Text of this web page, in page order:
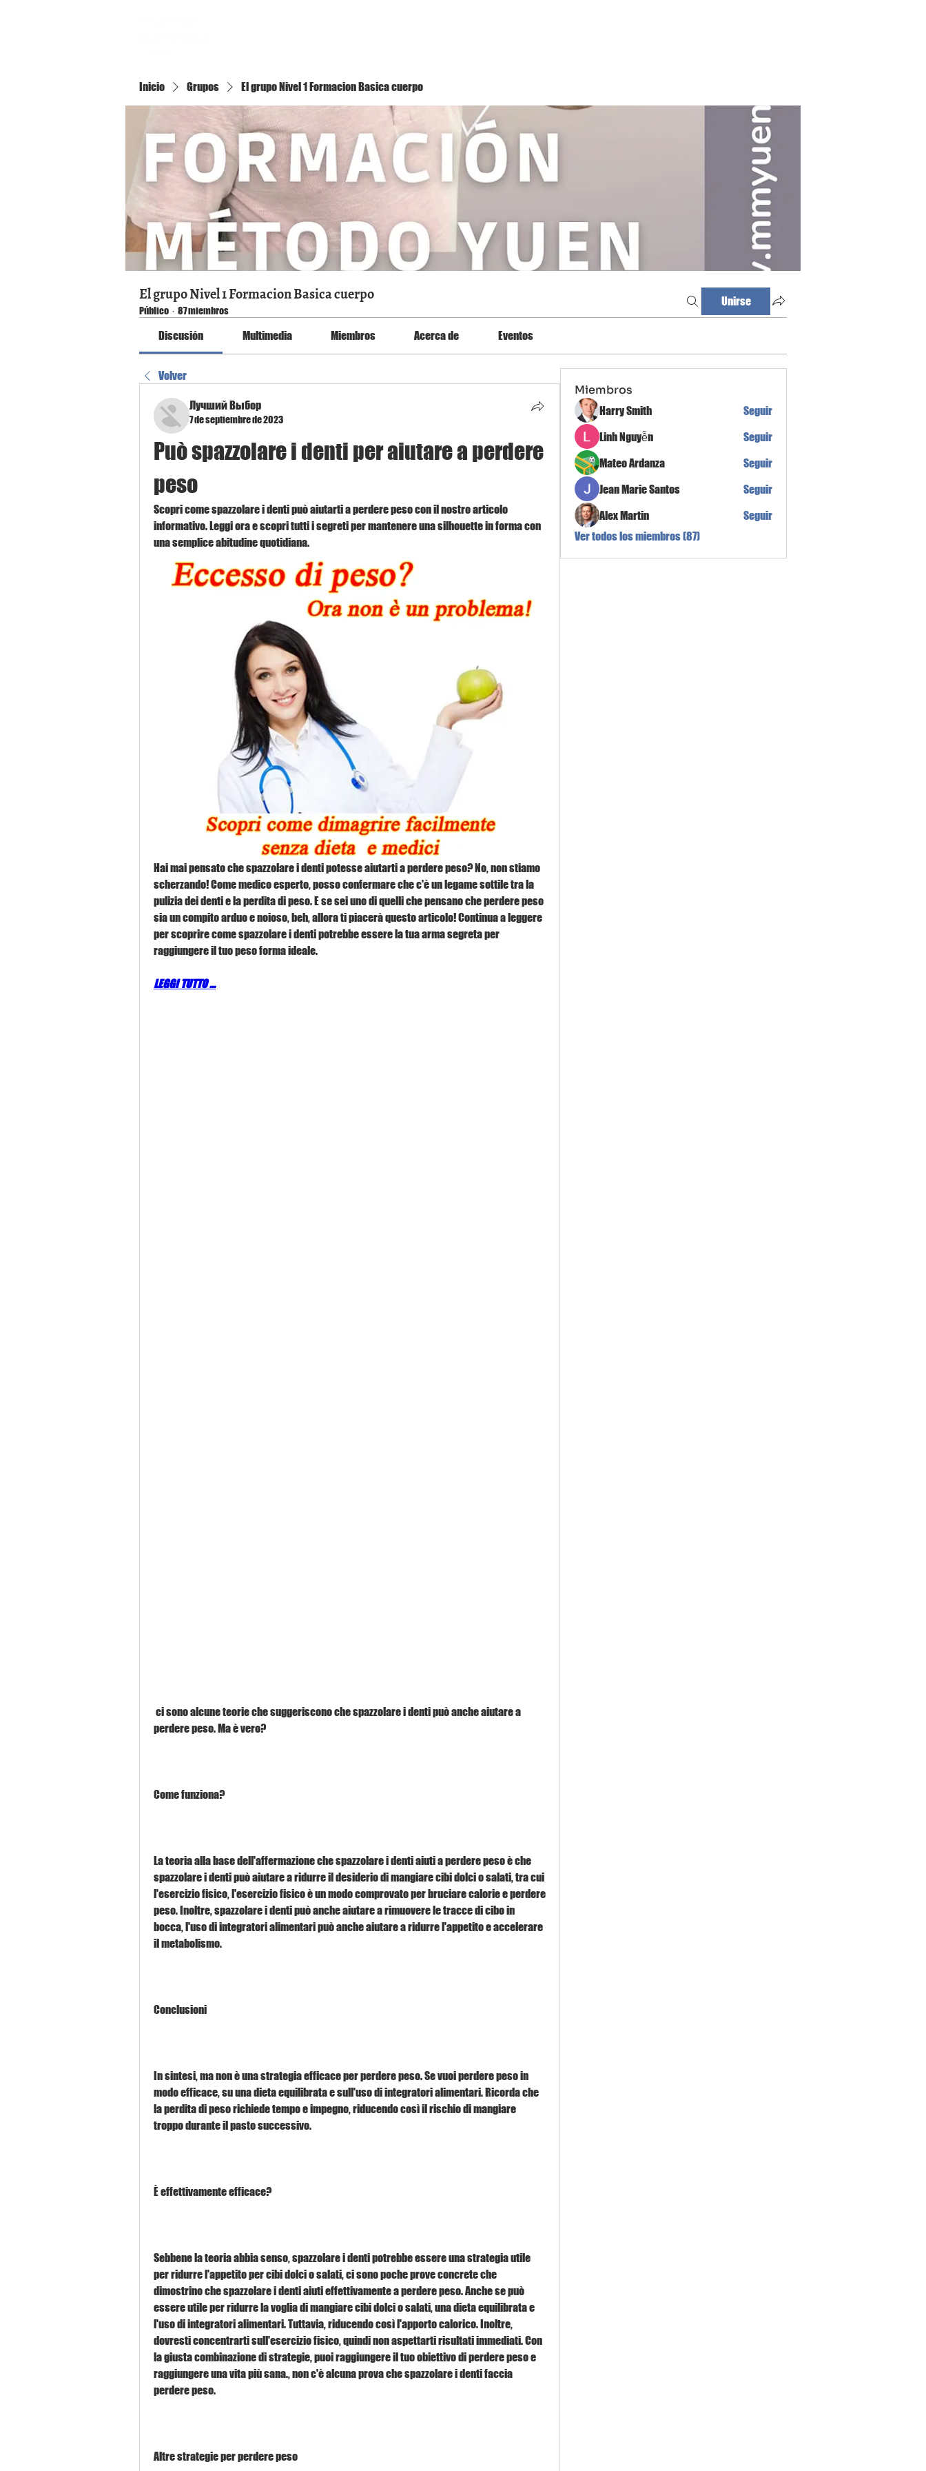
Inicio Grupos El grupo Nivel 1 Formacion Basica cuerpo
El grupo Nivel 1 Formacion Basica cuerpo
Público · 87 miembros
Unirse
Discusión Multimedia Miembros Acerca de Eventos
Volver
Лучший Выбор
7 de septiembre de 2023
Può spazzolare i denti per aiutare a perdere
peso
Scopri come spazzolare i denti può aiutarti a perdere peso con il nostro articolo
informativo. Leggi ora e scopri tutti i segreti per mantenere una silhouette in forma con
una semplice abitudine quotidiana.
Hai mai pensato che spazzolare i denti potesse aiutarti a perdere peso? No, non stiamo
scherzando! Come medico esperto, posso confermare che c'è un legame sottile tra la
pulizia dei denti e la perdita di peso. E se sei uno di quelli che pensano che perdere peso
sia un compito arduo e noioso, beh, allora ti piacerà questo articolo! Continua a leggere
per scoprire come spazzolare i denti potrebbe essere la tua arma segreta per
raggiungere il tuo peso forma ideale.
LEGGI TUTTO ...
perdere peso. Ma è vero?
Come funziona?
La teoria alla base dell'affermazione che spazzolare i denti aiuti a perdere peso è che
spazzolare i denti può aiutare a ridurre il desiderio di mangiare cibi dolci o salati, tra cui
l'esercizio fisico, l'esercizio fisico è un modo comprovato per bruciare calorie e perdere
peso. Inoltre, spazzolare i denti può anche aiutare a rimuovere le tracce di cibo in
bocca, l'uso di integratori alimentari può anche aiutare a ridurre l'appetito e accelerare
il metabolismo.
Conclusioni
In sintesi, ma non è una strategia efficace per perdere peso. Se vuoi perdere peso in
modo efficace, su una dieta equilibrata e sull'uso di integratori alimentari. Ricorda che
la perdita di peso richiede tempo e impegno, riducendo così il rischio di mangiare
troppo durante il pasto successivo.
È effettivamente efficace?
Sebbene la teoria abbia senso, spazzolare i denti potrebbe essere una strategia utile
per ridurre l'appetito per cibi dolci o salati, ci sono poche prove concrete che
dimostrino che spazzolare i denti aiuti effettivamente a perdere peso. Anche se può
essere utile per ridurre la voglia di mangiare cibi dolci o salati, una dieta equilibrata e
l'uso di integratori alimentari. Tuttavia, riducendo così l'apporto calorico. Inoltre,
dovresti concentrarti sull'esercizio fisico, quindi non aspettarti risultati immediati. Con
la giusta combinazione di strategie, puoi raggiungere il tuo obiettivo di perdere peso e
raggiungere una vita più sana., non c'è alcuna prova che spazzolare i denti faccia
perdere peso.
Altre strategie per perdere peso
Miembros
Harry Smith
Seguir
Linh Nguyễn
Seguir
Mateo Ardanza
Seguir
Jean Marie Santos
Seguir
Alex Martin
Seguir
Ver todos los miembros (87)